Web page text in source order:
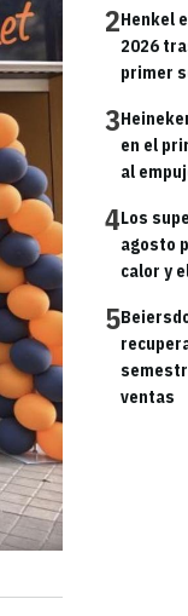
2Henkel
2026
primer
3
en el
al
4Los
agosto
calor y
5
ventas